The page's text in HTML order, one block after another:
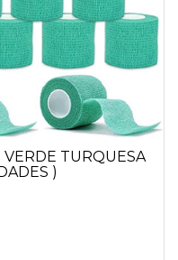
VERDE TURQUESA
)